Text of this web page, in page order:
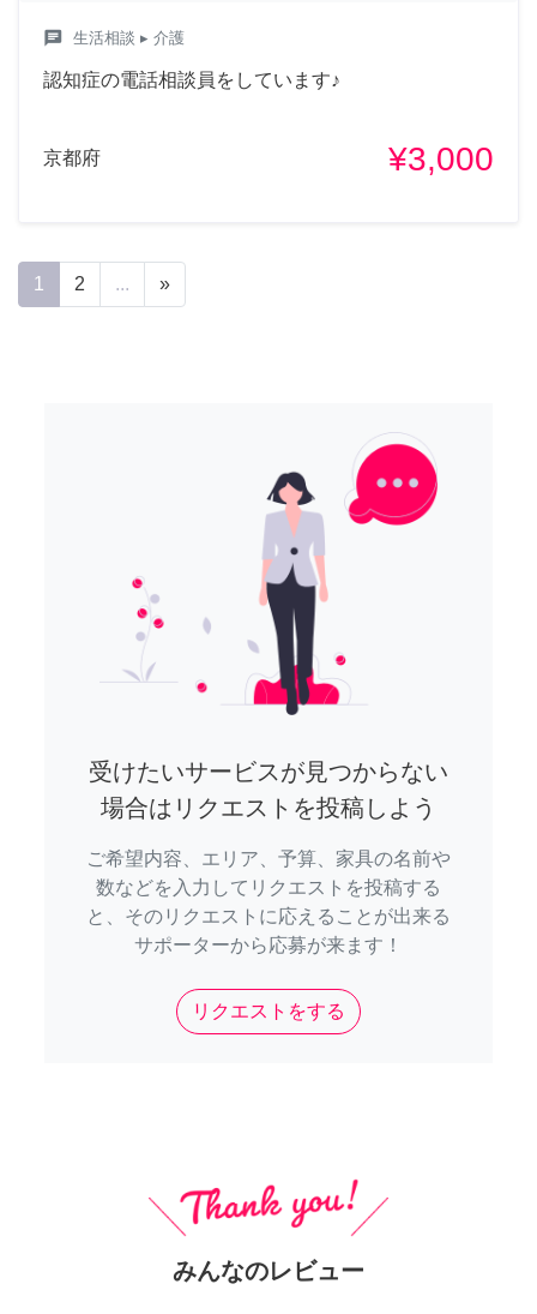
chat 生活相談 ▸ 介護
認知症の電話相談員をしています♪
京都府 ¥3,000
1 2 ... »
受けたいサービスが見つからない
場合はリクエストを投稿しよう
ご希望内容、エリア、予算、家具の名前や
数などを入力してリクエストを投稿する
と、そのリクエストに応えることが出来る
サポーターから応募が来ます！
リクエストをする
みんなのレビュー